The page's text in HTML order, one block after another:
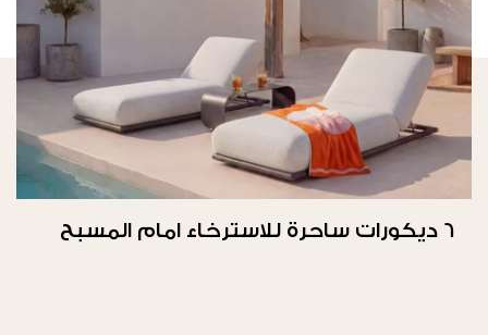
6 ديكورات ساحرة للاسترخاء امام المسبح